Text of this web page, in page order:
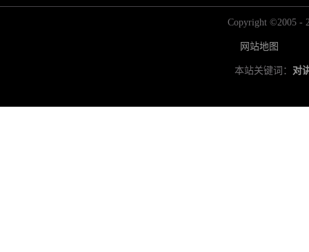
Copyright ©2005 -
网站地图
本站关键词： 对